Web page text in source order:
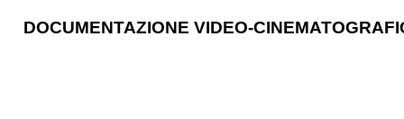
DOCUMENTAZIONE VIDEO-